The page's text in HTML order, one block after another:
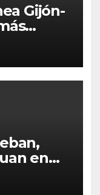
Gijón-
para
en
Turón